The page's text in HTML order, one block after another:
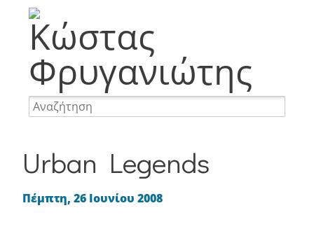
Memes Φωτογραφία
Προσωπικά Internet Nevma
Websites WordPress
Αναμνήσεις
Απορίες
Αστεία
Διακοπές
Urban Legends
Πέμπτη, 26 Ιουνίου 2008